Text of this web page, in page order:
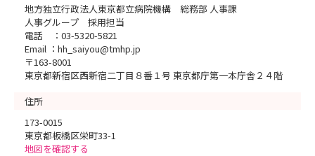
地方独立行政法人東京都立病院機構 総務部 人事課
人事グループ 採用担当
電話 ：03-5320-5821
Email ：hh_saiyou@tmhp.jp
〒163-8001
東京都新宿区西新宿二丁目８番１号 東京都庁第一本庁舎２４階
住所
173-0015
東京都板橋区栄町33-1
地図を確認する